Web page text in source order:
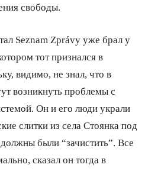
свободы.
Seznam Zprávy уже брал у
тот признался в
видимо, не знал, что в
возникнуть проблемы с
Он и его люди украли
слитки из села Стоянка под
были “зачистить”. Все
сказал он тогда в